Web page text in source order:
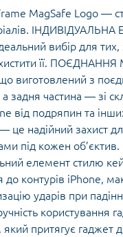
MagSafe Logo —
ІНДИВІДУАЛЬНА
вибір для тих,
її. ПОЄДНАННЯ
виготовлений з
задня частина — зі
від подряпин та
— це надійний захист
під кожен
елемент стилю
до контурів iPhone,
ударів при
який притягує